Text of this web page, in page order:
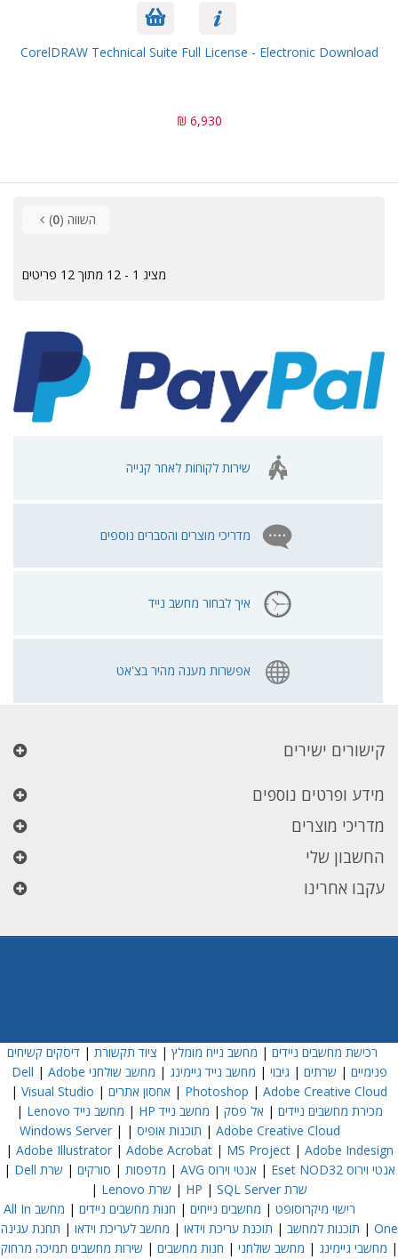
CorelDRAW Technical Suite Full License - Electronic Download
6,930 ₪
השווה (0
)
מציג 1 - 12 מתוך 12 פריטים
שירות לקוחות לאחר קנייה
מדריכי מוצרים והסברים נוספים
איך לבחור מחשב נייד
אפשרות מענה מהיר בצ'אט
קישורים ישירים
מידע ופרטים נוספים
מדריכי מוצרים
החשבון שלי
עקבו אחרינו
רכישת מחשבים ניידים | מחשב נייח מומלץ | ציוד תקשורת |דיסקים קשיחים
פנימיים | שרתים | גיבוי | מחשב נייד גיימינג | מחשב שולחני Dell | Adobe
Photoshop | Adobe Creative Cloud
| אחסון אתרים |
Visual Studio
|
מכירת מחשבים ניידים | אל פסק | מחשב נייד HP | מחשב נייד Lenovo
|
Adobe Creative Cloud
| תוכנות אופיס |
Windows Server|
Adobe Illustrator| Adobe Acrobat| MS Project| Adobe Indesign
|
אנטי וירוס Eset NOD32
| אנטי וירוס AVG | מדפסות | סורקים | שרת Dell
|
שרת HP
| SQL Server
| שרת Lenovo
|
רישוי מיקרוסופט | מחשבים נייחים | חנות מחשבים ניידים |
מחשב All In
One
| תוכנות למחשב | תוכנת עריכת וידאו | מחשב לעריכת וידאו | תחנת עגינה
| מחשבי גיימינג | מחשב שולחני | חנות מחשבים | שירות מחשבים תמיכה מרחוק